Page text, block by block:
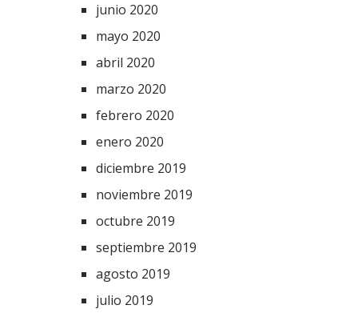
junio 2020
mayo 2020
abril 2020
marzo 2020
febrero 2020
enero 2020
diciembre 2019
noviembre 2019
octubre 2019
septiembre 2019
agosto 2019
julio 2019